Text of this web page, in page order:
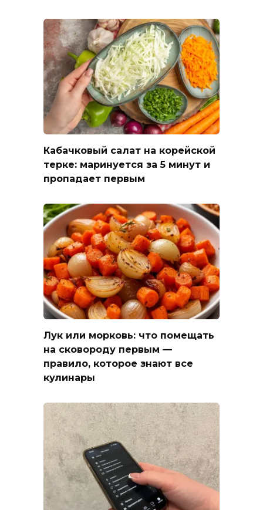
Кабачковый салат на корейской
терке: маринуется за 5 минут и
пропадает первым
Лук или морковь: что помещать
на сковороду первым —
правило, которое знают все
кулинары